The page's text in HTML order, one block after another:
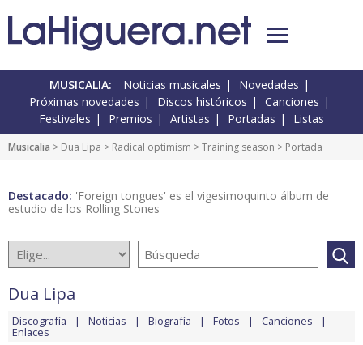
MUSICALIA: Noticias musicales
Novedades
Próximas novedades
Discos históricos
Canciones
Festivales
Premios Artistas Portadas Listas
Musicalia > Dua Lipa > Radical optimism >Training season > Portada
Destacado: 'Foreign tongues' es el vigesimoquinto álbum de
estudio de los Rolling Stones
Dua Lipa
Discografía Noticias Biografía Fotos Canciones
Enlaces